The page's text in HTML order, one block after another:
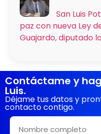
San Luis
paz con nueva Ley
Guajardo, diputado
Contáctame y
Luis.
Déjame tus datos y
contacto contigo.